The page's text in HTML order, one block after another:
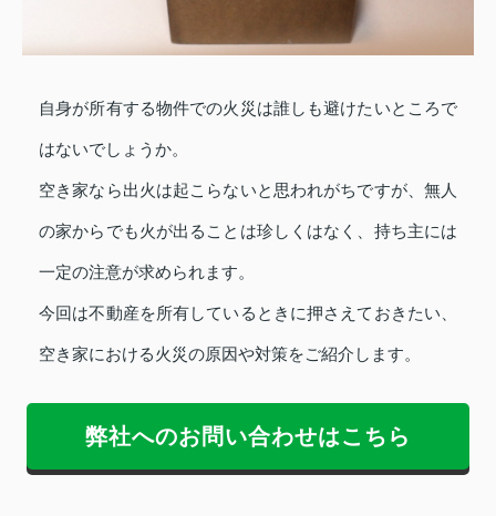
自身が所有する物件での火災は誰しも避けたいところで
はないでしょうか。
空き家なら出火は起こらないと思われがちですが、無人
の家からでも火が出ることは珍しくはなく、持ち主には
一定の注意が求められます。
今回は不動産を所有しているときに押さえておきたい、
空き家における火災の原因や対策をご紹介します。
弊社へのお問い合わせはこちら